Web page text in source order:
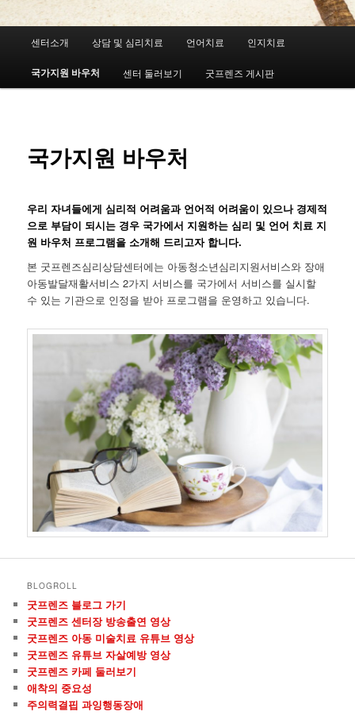
첫
번
컨
츠
로
뛰
센터소개 상담 및 심리치료 언어치료 인지치료
국가지원 바우처 센터 둘러보기 굿프렌즈 게시판
국가지원 바우처
우리 자녀들에게 심리적 어려움과 언어적 어려움이 있으나 경제적
으로 부담이 되시는 경우 국가에서 지원하는 심리 및 언어 치료 지
원 바우처 프로그램을 소개해 드리고자 합니다.
본 굿프렌즈심리상담센터에는 아동청소년심리지원서비스와 장애
아동발달재활서비스 2가지 서비스를 국가에서 서비스를 실시할
수 있는 기관으로 인정을 받아 프로그램을 운영하고 있습니다.
BLOGROLL
굿프렌즈 블로그 가기
굿프렌즈 센터장 방송출연 영상
굿프렌즈 아동 미술치료 유튜브 영상
굿프렌즈 유튜브 자살예방 영상
굿프렌즈 카페 둘러보기
애착의 중요성
주의력결핍 과잉행동장애